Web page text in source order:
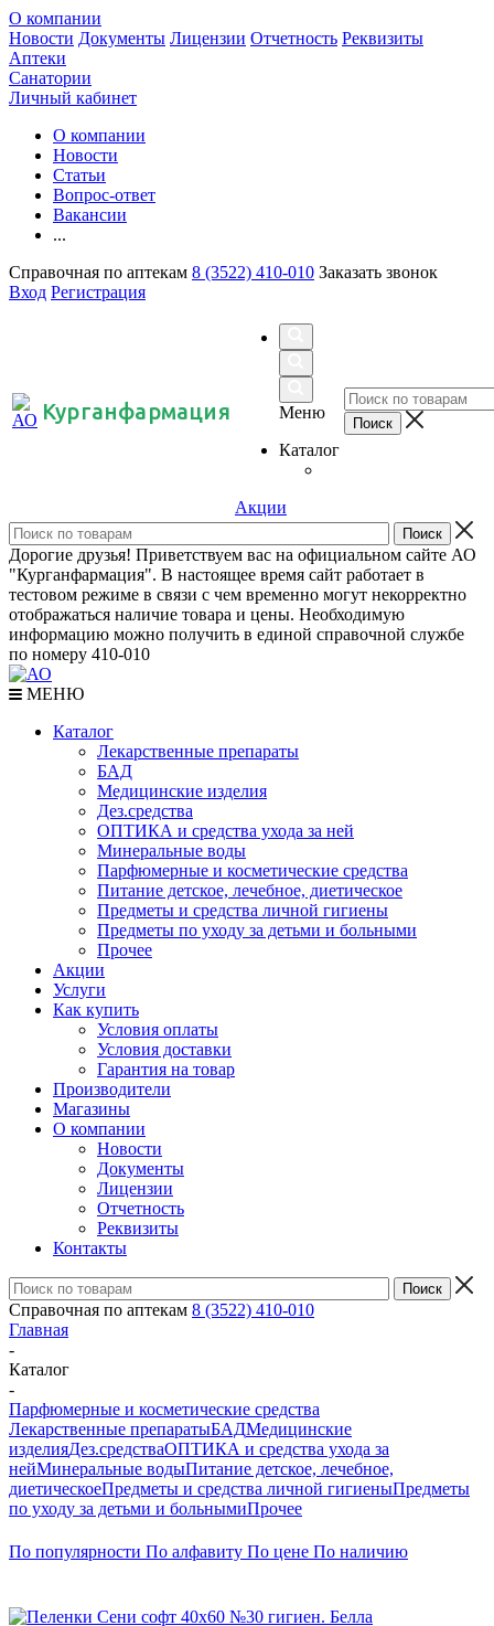
О компании
Новости Документы Лицензии Отчетность Реквизиты
Аптеки
Санатории
Личный кабинет
О компании
Новости
Статьи
Вопрос-ответ
Вакансии
...
Справочная по аптекам 8 (3522) 410-010 Заказать звонок
Вход Регистрация
Курганфармация
Меню
Каталог
Акции
Дорогие друзья! Приветствуем вас на официальном сайте АО
"Курганфармация". В настоящее время сайт работает в
тестовом режиме в связи с чем временно могут некорректно
отображаться наличие товара и цены. Необходимую
информацию можно получить в единой справочной службе
по номеру 410-010
МЕНЮ
Каталог
Лекарственные препараты
БАД
Медицинские изделия
Дез.средства
ОПТИКА и средства ухода за ней
Минеральные воды
Парфюмерные и косметические средства
Питание детское, лечебное, диетическое
Предметы и средства личной гигиены
Предметы по уходу за детьми и больными
Прочее
Акции
Услуги
Как купить
Условия оплаты
Условия доставки
Гарантия на товар
Производители
Магазины
О компании
Новости
Документы
Лицензии
Отчетность
Реквизиты
Контакты
Справочная по аптекам 8 (3522) 410-010
Главная
-
Каталог
-
Парфюмерные и косметические средства
Лекарственные препаратыБАДМедицинские
изделияДез.средстваОПТИКА и средства ухода за
нейМинеральные водыПитание детское, лечебное,
диетическоеПредметы и средства личной гигиеныПредметы
по уходу за детьми и больнымиПрочее
По популярности По алфавиту По цене По наличию